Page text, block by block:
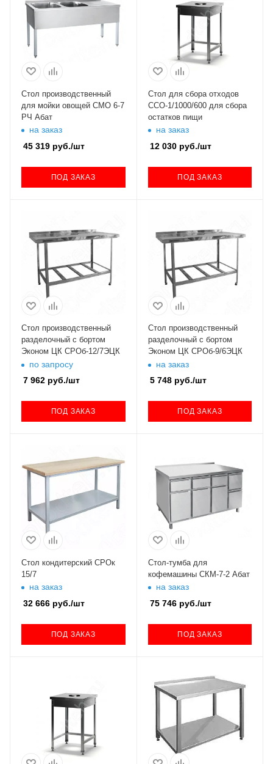
Стол производственный
для мойки овощей СМО 6-7
РЧ Абат
на заказ
45 319 руб./шт
ПОД ЗАКАЗ
Стол для сбора отходов
ССО-1/1000/600 для сбора
остатков пищи
на заказ
12 030руб./шт
ПОД ЗАКАЗ
Стол производственный
разделочный с бортом
Эконом ЦК СРОб-12/7ЭЦК
по запросу
7 962 руб./шт
ПОД ЗАКАЗ
Стол производственный
разделочный с бортом
Эконом ЦК СРОб-9/6ЭЦК
на заказ
5 748руб./шт
ПОД ЗАКАЗ
Стол кондитерский СРОк
15/7
на заказ
32 666 руб./шт
ПОД ЗАКАЗ
Стол-тумба для
кофемашины СКМ-7-2 Абат
на заказ
75 746руб./шт
ПОД ЗАКАЗ